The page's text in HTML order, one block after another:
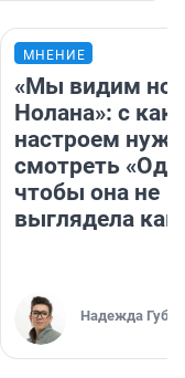
МНЕНИЕ
«Мы видим
Нолана»: с
настроем
смотреть
чтобы она не
выглядела как
Надежда